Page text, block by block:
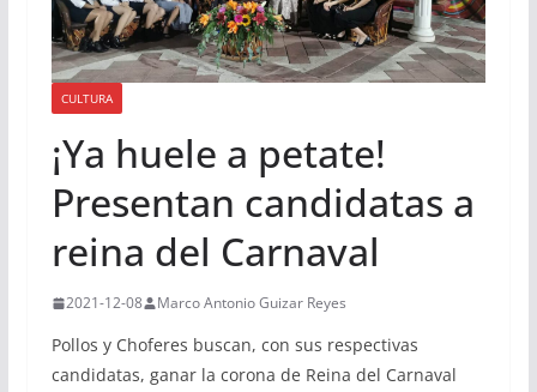
CULTURA
¡Ya huele a petate!
Presentan candidatas a
reina del Carnaval
2021-12-08 Marco Antonio Guizar Reyes
Pollos y Choferes buscan, con sus respectivas
candidatas, ganar la corona de Reina del Carnaval